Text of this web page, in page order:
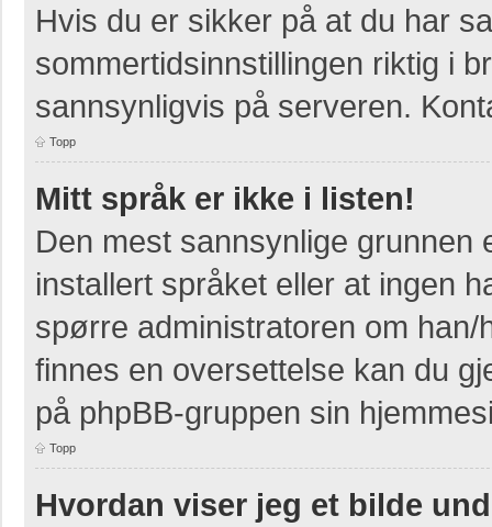
Hvis du er sikker på at du har
sommertidsinnstillingen riktig i
sannsynligvis på serveren.
Topp
Mitt språk er ikke i listen!
Den mest sannsynlige grunnen
installert språket eller at ingen
spørre administratoren om
finnes en oversettelse kan du
på phpBB-gruppen sin
Topp
Hvordan viser jeg et bilde